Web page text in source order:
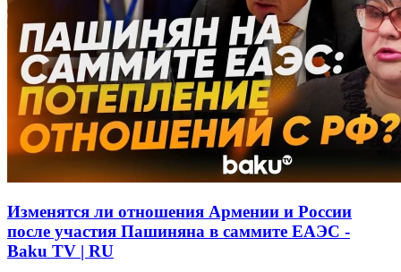
Изменятся ли отношения Армении и России
после участия Пашиняна в саммите ЕАЭС -
Baku TV | RU